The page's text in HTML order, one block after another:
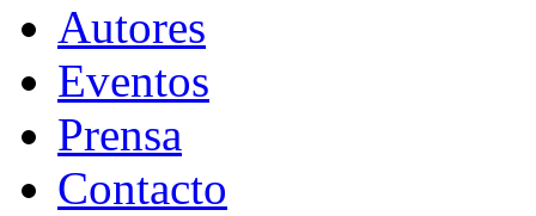
Autores
Eventos
Prensa
Contacto